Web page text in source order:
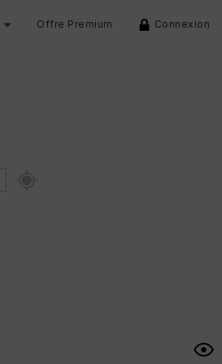
Offre Premium Connexion